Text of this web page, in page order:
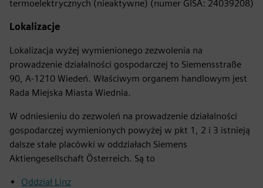
termoelektrycznych (nieaktywne) (numer GISA: 24039208)
Lokalizacje
Lokalizacja wyżej wymienionego zezwolenia na
prowadzenie działalności gospodarczej to Siemensstraße
90, A-1210 Wiedeń. Właściwym organem handlowym jest
Rada Miejska Miasta Wiednia.
W odniesieniu do zezwoleń na prowadzenie działalności
gospodarczej wymienionych powyżej w pkt 1, 2 i 3 istnieją
dalsze stałe placówki w oddziałach Siemens
Aktiengesellschaft Österreich. Są to
Oddział Linz